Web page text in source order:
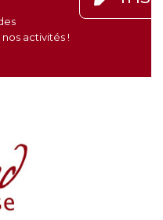
activités !